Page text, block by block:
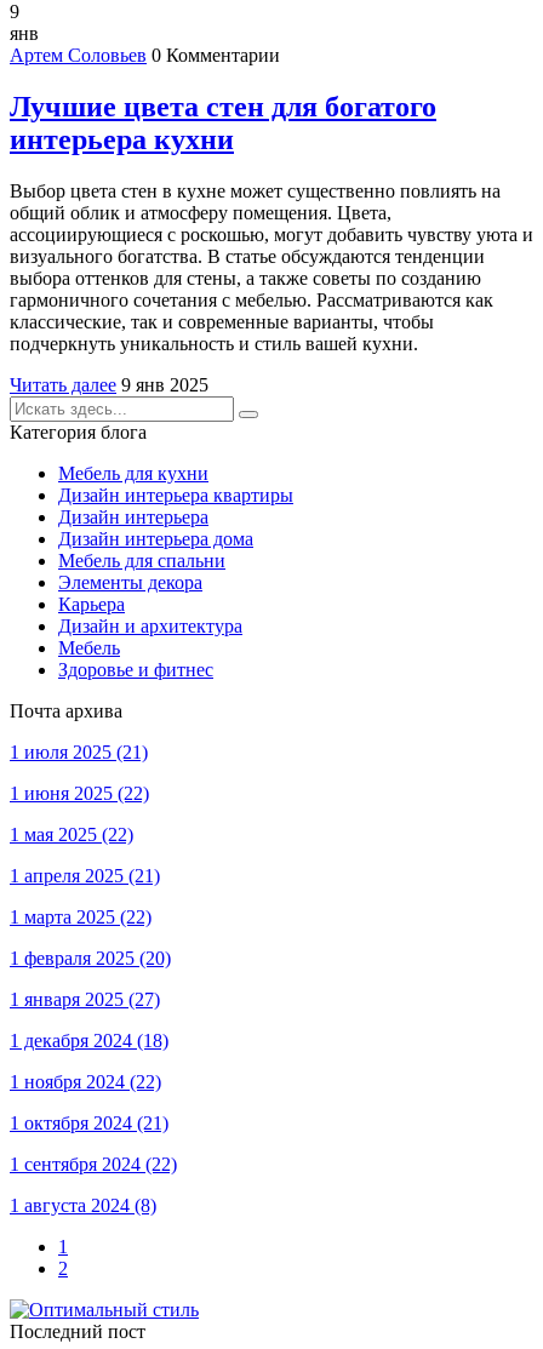
9
янв
Артем Соловьев 0 Комментарии
Лучшие цвета стен для богатого
интерьера кухни
Выбор цвета стен в кухне может существенно повлиять на
общий облик и атмосферу помещения. Цвета,
ассоциирующиеся с роскошью, могут добавить чувству уюта и
визуального богатства. В статье обсуждаются тенденции
выбора оттенков для стены, а также советы по созданию
гармоничного сочетания с мебелью. Рассматриваются как
классические, так и современные варианты, чтобы
подчеркнуть уникальность и стиль вашей кухни.
Читать далее 9 янв 2025
Категория блога
Мебель для кухни
Дизайн интерьера квартиры
Дизайн интерьера
Дизайн интерьера дома
Мебель для спальни
Элементы декора
Карьера
Дизайн и архитектура
Мебель
Здоровье и фитнес
Почта архива
1 июля 2025 (21)
1 июня 2025 (22)
1 мая 2025 (22)
1 апреля 2025 (21)
1 марта 2025 (22)
1 февраля 2025 (20)
1 января 2025 (27)
1 декабря 2024 (18)
1 ноября 2024 (22)
1 октября 2024 (21)
1 сентября 2024 (22)
1 августа 2024 (8)
1
2
Последний пост